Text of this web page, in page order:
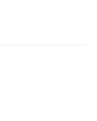
to Calendar